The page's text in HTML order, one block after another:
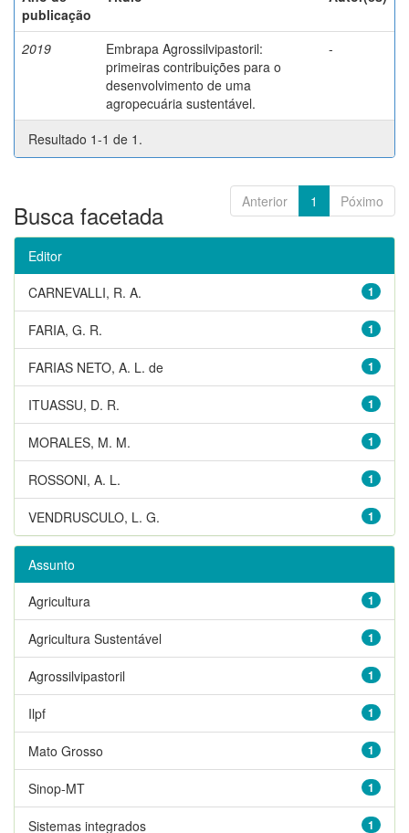
publicação
2019
Embrapa Agrossilvipastoril:
primeiras contribuições para o
desenvolvimento de uma
agropecuária sustentável.
-
Resultado 1-1 de 1.
Anterior 1 Póximo
Busca facetada
Editor
1
CARNEVALLI, R. A.
1
FARIA, G. R.
1
FARIAS NETO, A. L. de
1
ITUASSU, D. R.
1
MORALES, M. M.
1
ROSSONI, A. L.
1
VENDRUSCULO, L. G.
Assunto
1
Agricultura
1
Agricultura Sustentável
1
Agrossilvipastoril
1
Ilpf
1
Mato Grosso
1
Sinop-MT
1
Sistemas integrados